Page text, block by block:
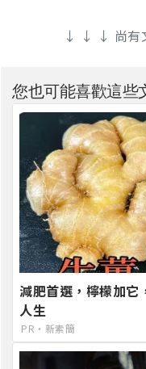
↓ ↓ ↓ 尚有
您也可能喜歡這些
減肥首選，檸檬加它
人生
PR・新素簡